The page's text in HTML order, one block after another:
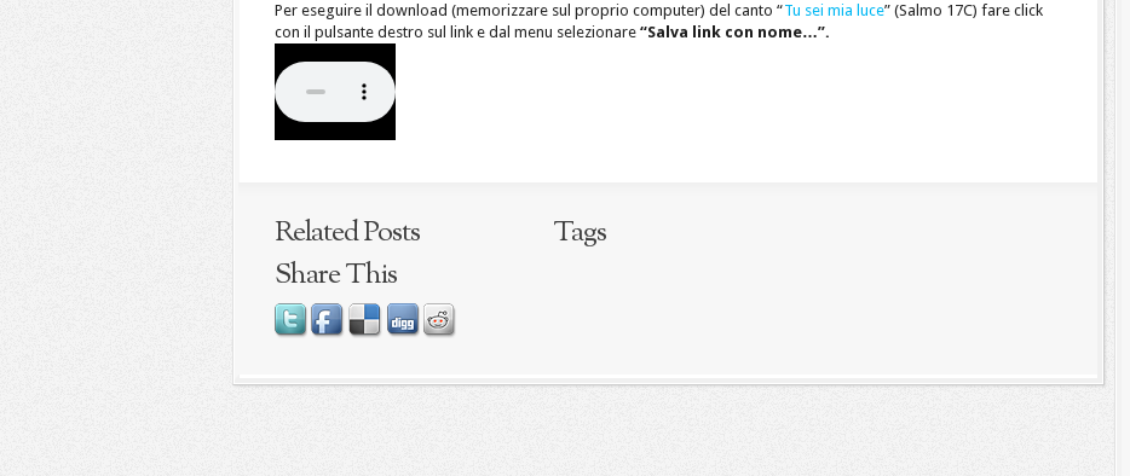
Per eseguire il download (memorizzare sul proprio computer) del canto “Tu sei mia luce” (Salmo 17C) fare click
con il pulsante destro sul link e dal menu selezionare “Salva link con nome…”.
Related Posts
Tags
Share This